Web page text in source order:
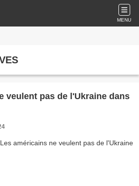
MENU
veulent pas de l'Ukraine dans